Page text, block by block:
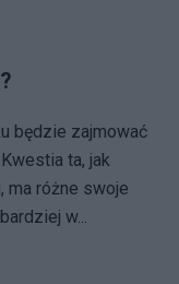
będzie zajmować
ta, jak
ma różne swoje
w...